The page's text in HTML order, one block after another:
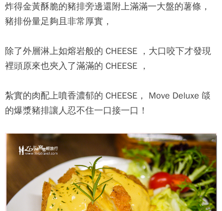
炸得金黃酥脆的豬排旁邊還附上滿滿一大盤的薯條，
豬排份量足夠且非常厚實，
除了外層淋上如熔岩般的 CHEESE ，大口咬下才發現
裡頭原來也夾入了滿滿的 CHEESE ，
紮實的肉配上噴香濃郁的 CHEESE， Move Deluxe 燄
的爆漿豬排讓人忍不住一口接一口！